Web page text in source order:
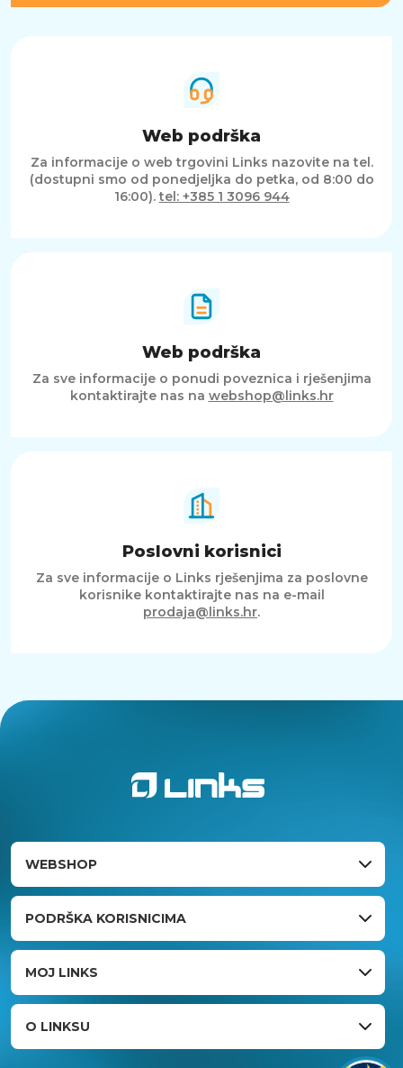
Web podrška
Za informacije o web trgovini Links nazovite na tel.
(dostupni smo od ponedjeljka do petka, od 8:00 do
16:00).tel: +385 1 3096 944
Web podrška
Za sve informacije o ponudi poveznica i rješenjima
kontaktirajte nas na webshop@links.hr
Poslovni korisnici
Za sve informacije o Links rješenjima za poslovne
korisnike kontaktirajte nas na e-mail
prodaja@links.hr.
WEBSHOP
PODRŠKA KORISNICIMA
MOJ LINKS
O LINKSU